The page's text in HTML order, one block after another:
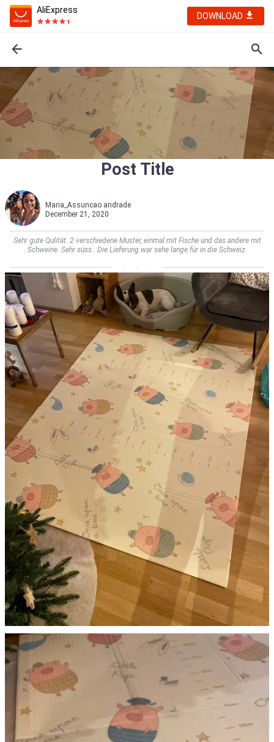
AliExpress
DOWNLOAD
Post Title
Maria_Assuncao andrade
December 21, 2020
Sehr gute Qulität. 2 verschiedene Muster, einmal mit Fische und das andere mit
Schweine. Sehr süss.. Die Lieferung war sehe lange für in die Schweiz.